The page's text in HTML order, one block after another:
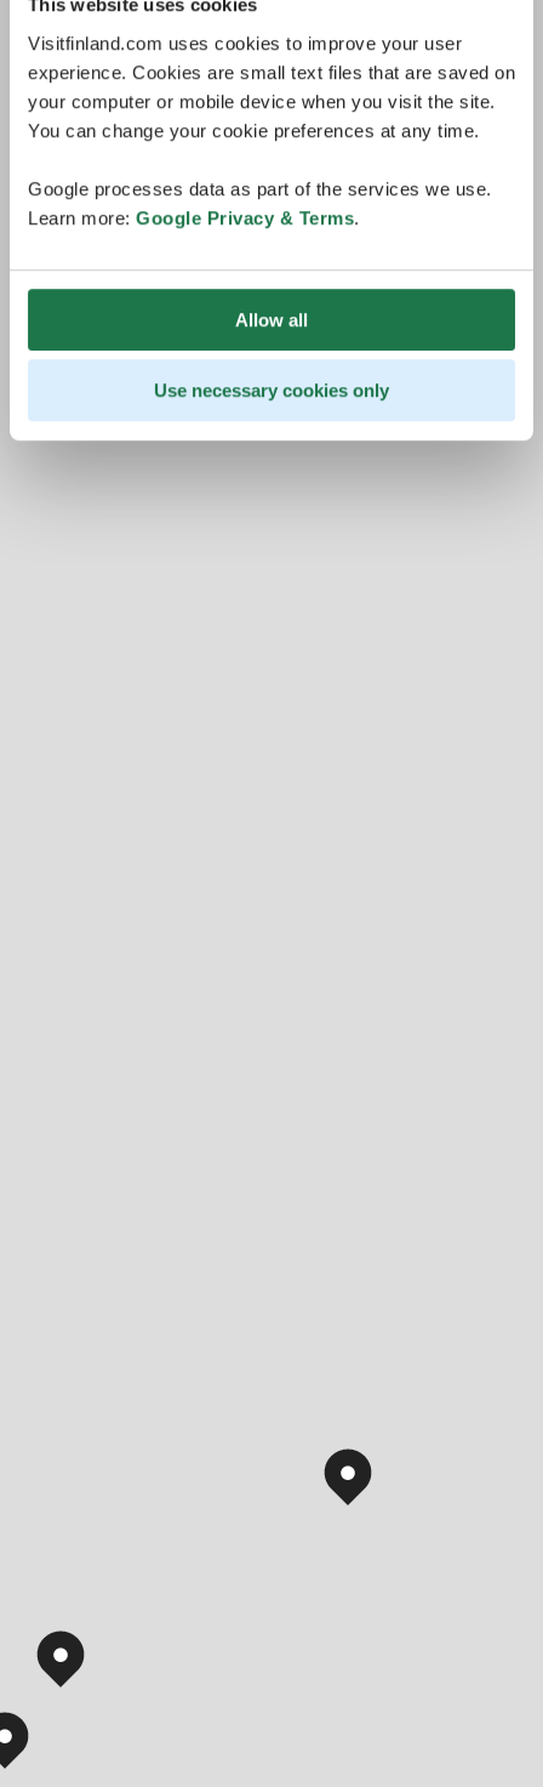
This website uses cookies
Visitfinland.com uses cookies to improve your user
experience. Cookies are small text files that are saved on
your computer or mobile device when you visit the site.
You can change your cookie preferences at any time.
Google processes data as part of the services we use.
Learn more: Google Privacy & Terms.
Allow all
Use necessary cookies only